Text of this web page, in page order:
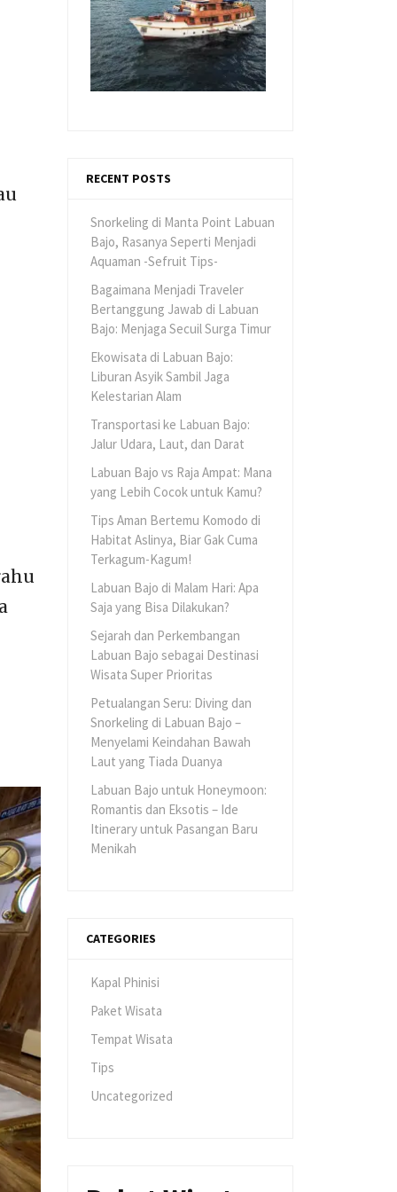
RECENT POSTS
Snorkeling di Manta Point Labuan
Bajo, Rasanya Seperti Menjadi
Aquaman -Sefruit Tips-
Bagaimana Menjadi Traveler
Bertanggung Jawab di Labuan
Bajo: Menjaga Secuil Surga Timur
Ekowisata di Labuan Bajo:
Liburan Asyik Sambil Jaga
Kelestarian Alam
Transportasi ke Labuan Bajo:
Jalur Udara, Laut, dan Darat
Labuan Bajo vs Raja Ampat: Mana
yang Lebih Cocok untuk Kamu?
Tips Aman Bertemu Komodo di
Habitat Aslinya, Biar Gak Cuma
Terkagum-Kagum!
Labuan Bajo di Malam Hari: Apa
Saja yang Bisa Dilakukan?
Sejarah dan Perkembangan
Labuan Bajo sebagai Destinasi
Wisata Super Prioritas
Petualangan Seru: Diving dan
Snorkeling di Labuan Bajo –
Menyelami Keindahan Bawah
Laut yang Tiada Duanya
Labuan Bajo untuk Honeymoon:
Romantis dan Eksotis – Ide
Itinerary untuk Pasangan Baru
Menikah
CATEGORIES
Kapal Phinisi
Paket Wisata
Tempat Wisata
Tips
Uncategorized